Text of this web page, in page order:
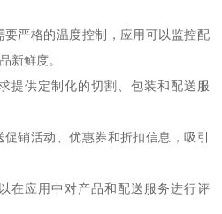
严格的温度控制，应用可以监控配
新鲜度。
提供定制化的切割、包装和配送服
销活动、优惠券和折扣信息，吸引
在应用中对产品和配送服务进行评